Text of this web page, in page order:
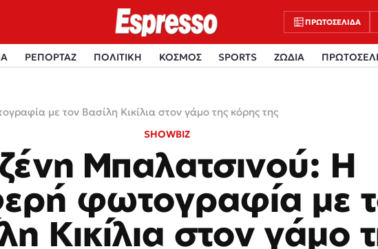
ΠΡΩΤΟΣΈΛΙΔΑ
ΡΕΠΟΡΤΑΖ ΠΟΛΙΤΙΚΗ ΚΟΣΜΟΣ SPORTS ΖΩΔΙΑ
με τον Βασίλη Κικίλια στον γάμο της κόρης της
SHOWBIZ
Μπαλατσινού: Η
φωτογραφία με
Κικίλια στον γάμο